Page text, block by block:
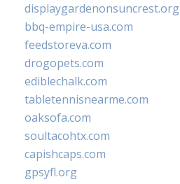
displaygardenonsuncrest.org
bbq-empire-usa.com
feedstoreva.com
drogopets.com
ediblechalk.com
tabletennisnearme.com
oaksofa.com
soultacohtx.com
capishcaps.com
gpsyfl.org